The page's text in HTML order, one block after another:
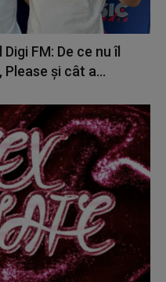
FM: De ce nu îl
Please și cât a...